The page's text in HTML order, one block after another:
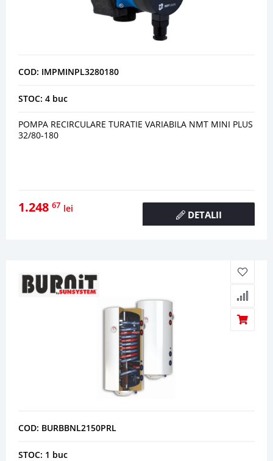
COD: IMPMINPL3280180
STOC: 4 buc
POMPA RECIRCULARE TURATIE VARIABILA NMT MINI PLUS
32/80-180
1.248 67 lei
DETALII
COD: BURBBNL2150PRL
STOC: 1 buc